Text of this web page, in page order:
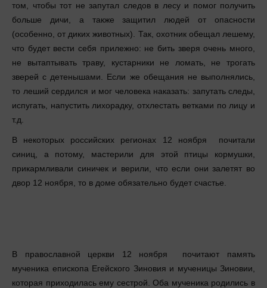
том, чтобы тот не запутал следов в лесу и помог получить
больше дичи, а также защитил людей от опасности
(особенно, от диких животных). Так, охотник обещал лешему,
что будет вести себя прилежно: не бить зверя очень много,
не вытаптывать траву, кустарники не ломать, не трогать
зверей с детенышами. Если же обещания не выполнялись,
то леший сердился и мог человека наказать: запутать следы,
испугать, напустить лихорадку, отхлестать ветками по лицу и
т.д.
В некоторых российских регионах 12 ноября почитали
синиц, а потому, мастерили для этой птицы кормушки,
прикармливали синичек и верили, что если они залетят во
двор 12 ноября, то в доме обязательно будет счастье.
В православной церкви 12 ноября почитают память
мученика епископа Егейского Зиновия и мученицы Зиновии,
которая приходилась ему сестрой. Оба мученика родились в